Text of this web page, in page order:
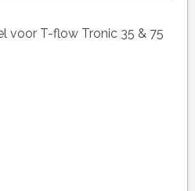
voor T-flow Tronic 35 & 75